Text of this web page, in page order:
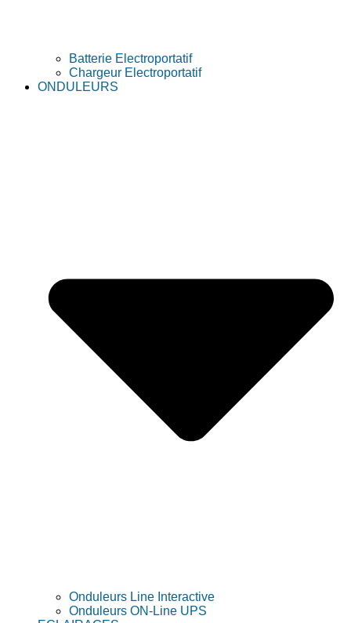
Batterie Electroportatif
Chargeur Electroportatif
ONDULEURS
Onduleurs Line Interactive
Onduleurs ON-Line UPS